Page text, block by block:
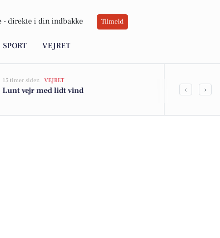
- direkte i din indbakke Tilmeld
SPORT VEJRET
15 timer siden | VEJRET
Lunt vejr med lidt vind ‹ ›